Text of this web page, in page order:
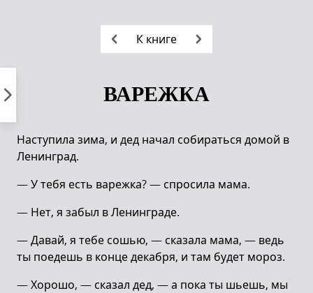
К книге
ВАРЕЖКА
Наступила зима, и дед начал собираться домой в
Ленинград.
— У тебя есть варежка? — спросила мама.
— Нет, я забыл в Ленинграде.
— Давай, я тебе сошью, — сказала мама, — ведь
ты поедешь в конце декабря, и там будет мороз.
— Хорошо, — сказал дед, — а пока ты шьешь, мы